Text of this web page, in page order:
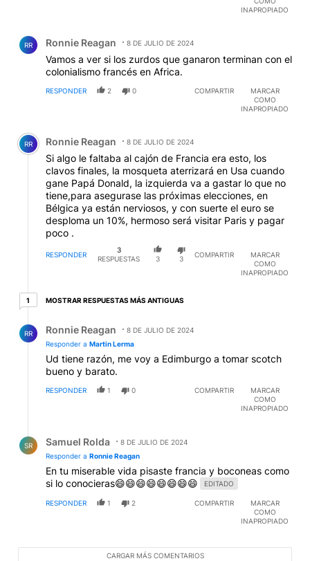
INAPROPIADO
RR Ronnie Reagan 8 DE JULIO DE 2024
Vamos a ver si los zurdos que ganaron terminan con el
colonialismo francés en Africa.
RESPONDER 2 0 COMPARTIR
MARCAR
COMO
INAPROPIADO
Comentario de Ronnie Reagan.
RR Ronnie Reagan 8 DE JULIO DE 2024
Si algo le faltaba al cajón de Francia era esto, los
clavos finales, la mosqueta aterrizará en Usa cuando
gane Papá Donald, la izquierda va a gastar lo que no
tiene,para asegurase las próximas elecciones, en
Bélgica ya están nerviosos, y con suerte el euro se
desploma un 10%, hermoso será visitar Paris y pagar
poco .
RESPONDER
3
RESPUESTAS
3 3
COMPARTIR
MARCAR
COMO
INAPROPIADO
11 respuesta más antiguas
MOSTRAR RESPUESTAS MÁS ANTIGUAS
RR Ronnie Reagan
8 DE JULIO DE 2024
Responder a Martin Lerma
Ud tiene razón, me voy a Edimburgo a tomar scotch
bueno y barato.
RESPONDER 1 0 COMPARTIR
MARCAR
COMO
INAPROPIADO
SR Samuel Rolda
8 DE JULIO DE 2024
Responder a Ronnie Reagan
En tu miserable vida pisaste francia y boconeas como
si lo conocieras😄😄😄😄😄😄😄😄
EDITADO
RESPONDER 1 2 COMPARTIR
MARCAR
COMO
INAPROPIADO
CARGAR MÁS COMENTARIOS